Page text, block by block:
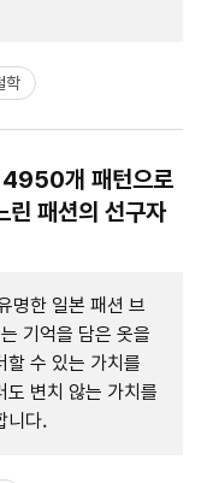
학
4950개 패턴으로
패션의 선구자
명한 일본 패션 브
기억을 담은 옷을
할 수 있는 가치를
도 변치 않는 가치를
니다.